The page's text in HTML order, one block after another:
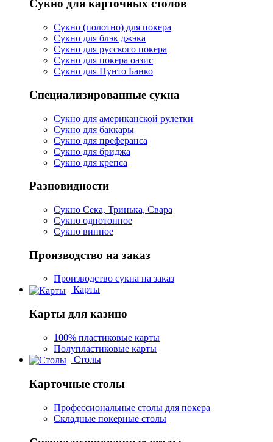
Сукно для карточных столов
Сукно (полотно) для покера
Сукно для блэк джэка
Сукно для русского покера
Сукно для покера оазис
Сукно для Пунто Банко
Специализированные сукна
Сукно для американской рулетки
Сукно для баккары
Сукно для преферанса
Сукно для бриджа
Сукно для крепса
Разновидности
Сукно Сека, Тринька, Свара
Сукно однотонное
Сукно винное
Производство на заказ
Производство сукна на заказ
Карты
Карты для казино
100% пластиковые карты
Полупластиковые карты
Столы
Карточные столы
Профессиональные столы для покера
Складные покерные столы